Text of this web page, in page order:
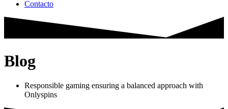
Contacto
Blog
Responsible gaming ensuring a balanced approach with
Onlyspins